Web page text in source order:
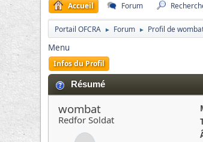
Accueil Forum
Portail OFCRA ► Forum ► Profil de
Menu
Infos du Profil
Résumé
wombat
Redfor Soldat